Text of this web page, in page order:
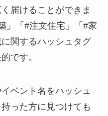
届けることができま
」「#注文住宅」「#家
関するハッシュタグ
です。
ベント名をハッシュ
った方に見つけても